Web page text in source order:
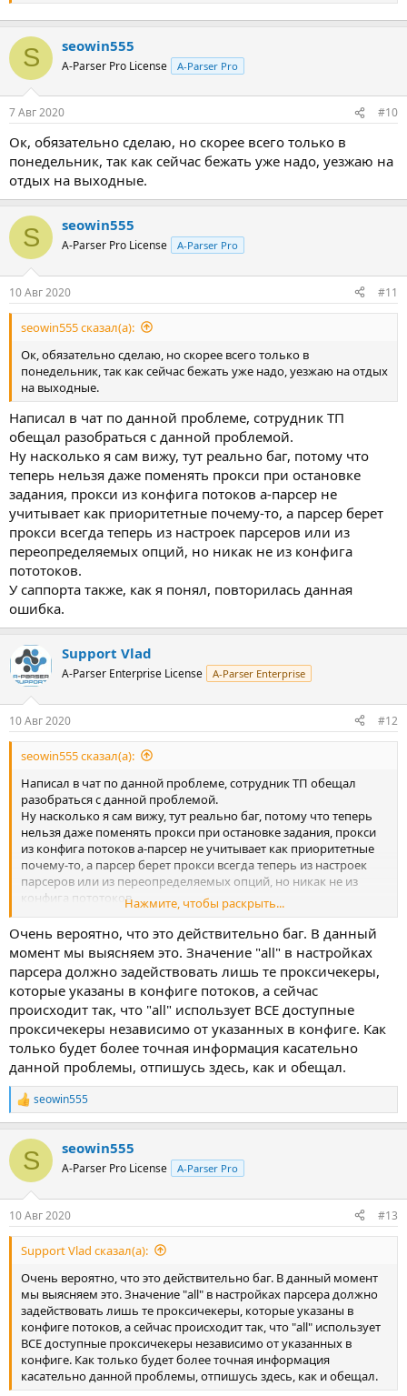
S seowin555
A-Parser Pro License A-Parser Pro
7 Авг 2020 #10
Ок, обязательно сделаю, но скорее всего только в
понедельник, так как сейчас бежать уже надо, уезжаю на
отдых на выходные.
S seowin555
A-Parser Pro License A-Parser Pro
10 Авг 2020 #11
seowin555 сказал(а):
Ок, обязательно сделаю, но скорее всего только в
понедельник, так как сейчас бежать уже надо, уезжаю на отдых
на выходные.
Написал в чат по данной проблеме, сотрудник ТП
обещал разобраться с данной проблемой.
Ну насколько я сам вижу, тут реально баг, потому что
теперь нельзя даже поменять прокси при остановке
задания, прокси из конфига потоков а-парсер не
учитывает как приоритетные почему-то, а парсер берет
прокси всегда теперь из настроек парсеров или из
переопределяемых опций, но никак не из конфига
пототоков.
У саппорта также, как я понял, повторилась данная
ошибка.
Support Vlad
A-Parser Enterprise License A-Parser Enterprise
10 Авг 2020 #12
seowin555 сказал(а):
Написал в чат по данной проблеме, сотрудник ТП обещал
разобраться с данной проблемой.
Ну насколько я сам вижу, тут реально баг, потому что теперь
нельзя даже поменять прокси при остановке задания, прокси
из конфига потоков а-парсер не учитывает как приоритетные
почему-то, а парсер берет прокси всегда теперь из настроек
парсеров или из переопределяемых опций, но никак не из
конфига пототоков.
У саппорта также, как я понял, повторилась данная ошибка.
Нажмите, чтобы раскрыть...
Очень вероятно, что это действительно баг. В данный
момент мы выясняем это. Значение "all" в настройках
парсера должно задействовать лишь те проксичекеры,
которые указаны в конфиге потоков, а сейчас
происходит так, что "all" использует ВСЕ доступные
проксичекеры независимо от указанных в конфиге. Как
только будет более точная информация касательно
данной проблемы, отпишусь здесь, как и обещал.
Р
е
к
и
seowin555
S seowin555
A-Parser Pro License A-Parser Pro
10 Авг 2020 #13
Support Vlad сказал(а):
Очень вероятно, что это действительно баг. В данный момент
мы выясняем это. Значение "all" в настройках парсера должно
задействовать лишь те проксичекеры, которые указаны в
конфиге потоков, а сейчас происходит так, что "all" использует
ВСЕ доступные проксичекеры независимо от указанных в
конфиге. Как только будет более точная информация
касательно данной проблемы, отпишусь здесь, как и обещал.